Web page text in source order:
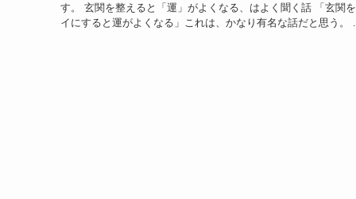
す。 玄関を整えると「運」がよくなる、はよく聞く話 「玄関
イにすると運がよくなる」これは、かなり有名な話だと思う。